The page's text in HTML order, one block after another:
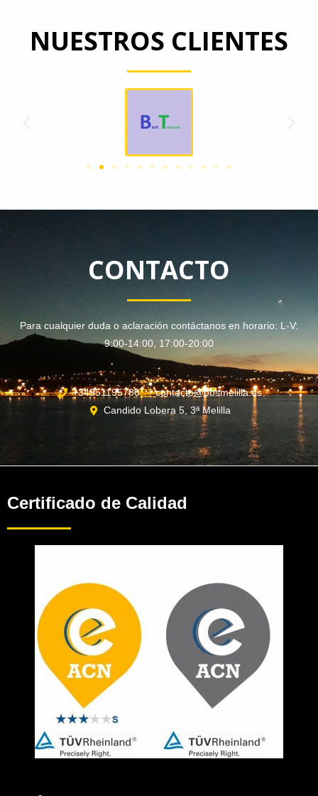
NUESTROS CLIENTES
CONTACTO
Para cualquier duda o aclaración contáctanos en horario: L-V:
9:00-14:00, 17:00-20:00
+34951195780
contacto@obsmelilla.es
Candido Lobera 5, 3ª Melilla
Certificado de Calidad